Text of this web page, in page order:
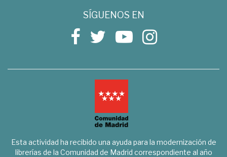
SÍGUENOS EN
Esta actividad ha recibido una ayuda para la modernización de
librerías de la Comunidad de Madrid correspondiente al año